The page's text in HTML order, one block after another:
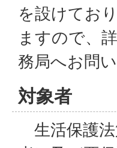
を設けてお
ますので、
務局へお問
対象者
生活保護法